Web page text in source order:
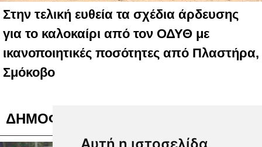
Στην τελική ευθεία τα σχέδια άρδευσης
για το καλοκαίρι από τον ΟΔΥΘ με
ικανοποιητικές ποσότητες από Πλαστήρα,
Σμόκοβο
ΔΗΜΟΦΙΛΗ ΒΙΝΤΕΟ